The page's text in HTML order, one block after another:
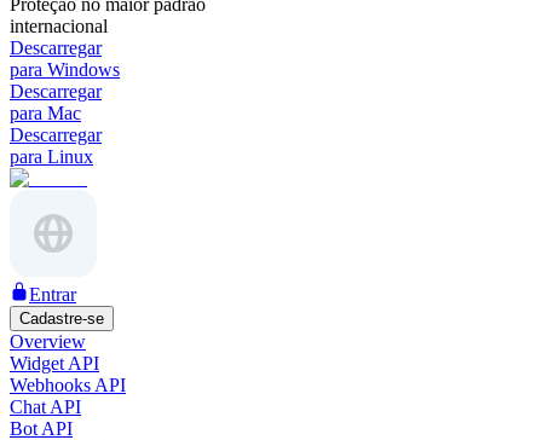
Proteção no maior padrão
internacional
Descarregar
para Windows
Descarregar
para Mac
Descarregar
para Linux
Entrar
Cadastre-se
Overview
Widget API
Webhooks API
Chat API
Bot API